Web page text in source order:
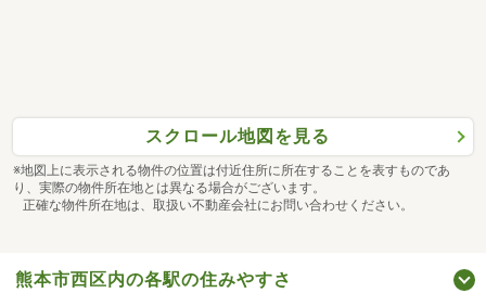
スクロール地図を見る
※地図上に表示される物件の位置は付近住所に所在することを表すものであ
り、実際の物件所在地とは異なる場合がございます。
正確な物件所在地は、取扱い不動産会社にお問い合わせください。
熊本市西区内の各駅の住みやすさ